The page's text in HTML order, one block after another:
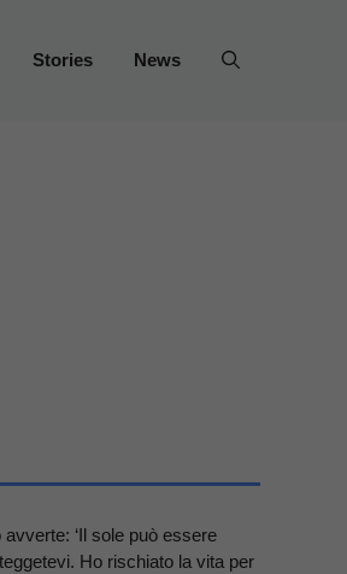
Stories News
avverte: ‘Il sole può essere
Ho rischiato la vita per